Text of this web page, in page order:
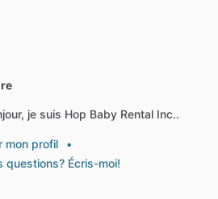
je suis Hop Baby Rental Inc..
mon profil
•
questions? Écris-moi!